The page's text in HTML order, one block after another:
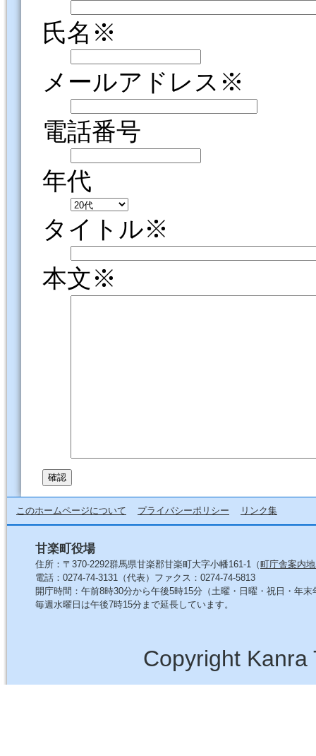
氏名※
メールアドレス※
電話番号
年代
タイトル※
本文※
このホームページについて プライバシーポリシー リンク集
甘楽町役場
住所：〒370-2292群馬県甘楽郡甘楽町大字小幡161-1（町庁舎案内
電話：0274-74-3131（代表）ファクス：0274-74-5813
開庁時間：午前8時30分から午後5時15分（土曜・日曜・祝日・年末
毎週水曜日は午後7時15分まで延長しています。
Copyright Kanra